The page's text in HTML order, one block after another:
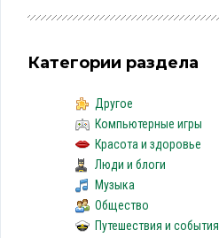
Категории раздела
Другое
Компьютерные игры
Красота и здоровье
Люди и блоги
Музыка
Общество
Путешествия и события